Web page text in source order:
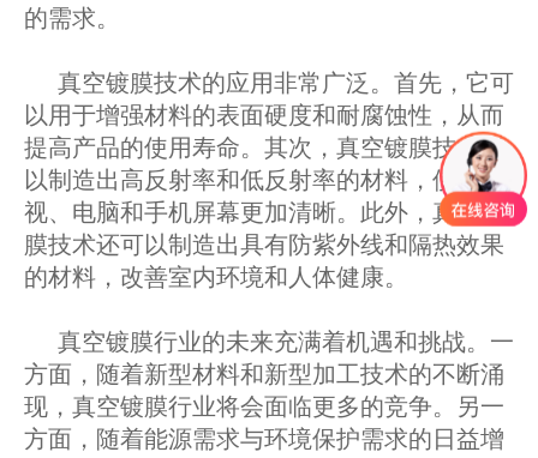
的需求。
真空镀膜技术的应用非常广泛。首先，它可
以用于增强材料的表面硬度和耐腐蚀性，从而
提高产品的使用寿命。其次，真空镀膜技术可
以制造出高反射率和低反射率的材料，使电
视、电脑和手机屏幕更加清晰。此外，真空镀
膜技术还可以制造出具有防紫外线和隔热效果
的材料，改善室内环境和人体健康。
真空镀膜行业的未来充满着机遇和挑战。一
方面，随着新型材料和新型加工技术的不断涌
现，真空镀膜行业将会面临更多的竞争。另一
方面，随着能源需求与环境保护需求的日益增